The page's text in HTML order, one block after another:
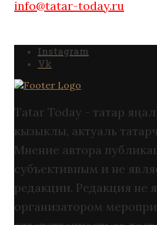
info@tatar-today.ru
Instagram
Vk
Tatar Today - татар
кызыклы, актуаль
Мнение автора
субъективным и не
редакции. Редакция не
организатором